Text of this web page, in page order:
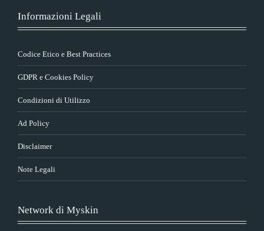
Informazioni Legali
Codice Etico e Best Practices
GDPR e Cookies Policy
Condizioni di Utilizzo
Ad Policy
Disclaimer
Note Legali
Network di Myskin